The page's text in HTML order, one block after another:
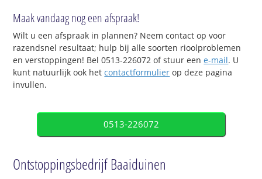
Maak vandaag nog een afspraak!
Wilt u een afspraak in plannen? Neem contact op voor
razendsnel resultaat; hulp bij alle soorten rioolproblemen
en verstoppingen! Bel 0513-226072 of stuur eene-mail. U
kunt natuurlijk ook hetcontactformulier op deze pagina
invullen.
0513-226072
Ontstoppingsbedrijf Baaiduinen